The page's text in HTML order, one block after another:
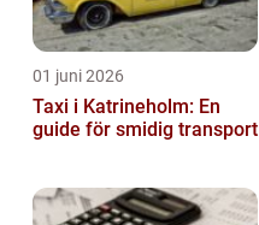
01 juni 2026
Taxi i Katrineholm: En
guide för smidig transport